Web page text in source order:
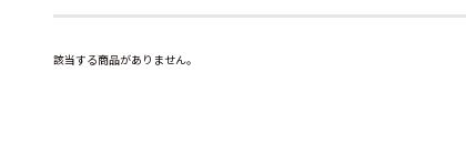
該当する商品がありません。